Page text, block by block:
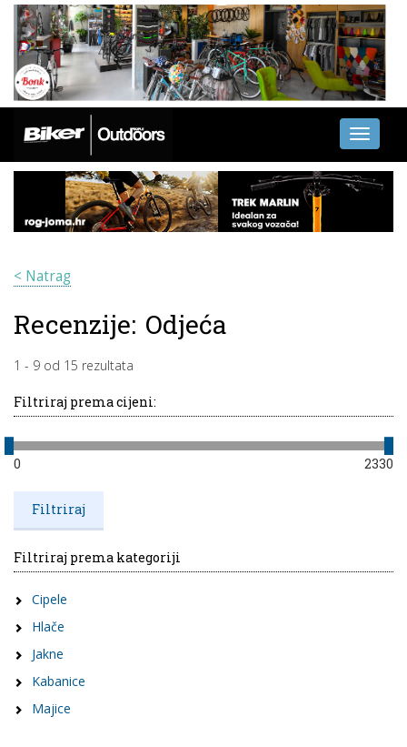
Toggle
< Natrag
Recenzije: Odjeća
1 - 9 od 15 rezultata
Filtriraj prema cijeni:
0 2330
Filtriraj prema kategoriji
Cipele
Hlače
Jakne
Kabanice
Majice